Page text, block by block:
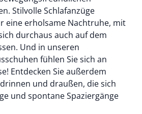
Stilvolle Schlafanzüge
eine erholsame Nachtruhe, mit
durchaus auch auf dem
Und in unseren
fühlen Sie sich an
Entdecken Sie außerdem
und draußen, die sich
und spontane Spaziergänge